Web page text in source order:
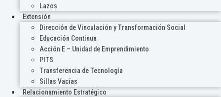
Lazos
Extensión
Dirección de Vinculación y Transformación Social
Educación Continua
Acción E – Unidad de Emprendimiento
PITS
Transferencia de Tecnología
Sillas Vacías
Relacionamiento Estratégico